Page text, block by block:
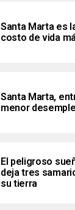
Santa Marta es
costo de vida
Santa Marta,
menor
El peligroso
deja tres
su tierra